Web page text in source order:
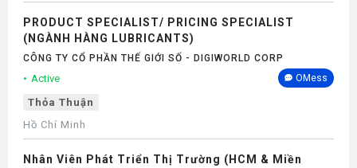
PRODUCT SPECIALIST/ PRICING SPECIALIST
(NGÀNH HÀNG LUBRICANTS)
CÔNG TY CỔ PHẦN THẾ GIỚI SỐ - DIGIWORLD CORP
Active OMess
Thỏa Thuận
Hồ Chí Minh
Nhân Viên Phát Triển Thị Trường (HCM & Miền